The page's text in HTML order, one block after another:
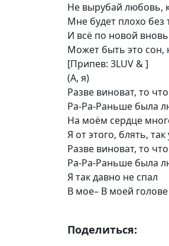
Не вырубай любовь,
Мне будет плохо без
И всё по новой вновь
Может быть это сон,
[Припев: 3LUV & ]
(А, я)
Разве виноват, то
Ра-Ра-Раньше была
На моём сердце
Я от этого, блять, так
Разве виноват, то
Ра-Ра-Раньше была
Я так давно не спал
В мое– В моей
Поделиться: